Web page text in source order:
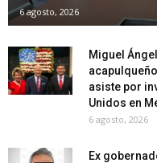
6 agosto, 2026
Miguel
asiste por
Unidos en
6 agosto, 2026
Ex